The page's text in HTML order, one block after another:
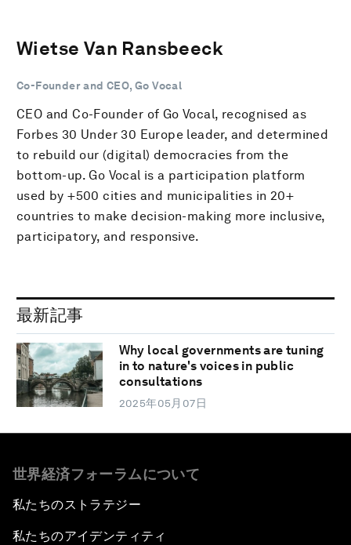
Wietse Van Ransbeeck
Co-Founder and CEO, Go Vocal
CEO and Co-Founder of Go Vocal, recognised as
Forbes 30 Under 30 Europe leader, and determined
to rebuild our (digital) democracies from the
bottom-up. Go Vocal is a participation platform
used by +500 cities and municipalities in 20+
countries to make decision-making more inclusive,
participatory, and responsive.
最新記事
Why local governments are tuning
in to nature's voices in public
consultations
2025年05月07日
世界経済フォーラムについて
私たちのストラテジー
私たちのアイデンティティ